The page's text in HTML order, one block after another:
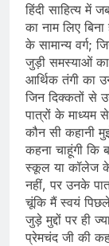
हिंदी साहित्य में
का नाम लिए
के सामान्य वर्ग;
जुड़ी समस्याओं
आर्थिक तंगी का
जिन दिक्कतों से
पात्रों के
कौन सी कहानी
कहना चाहूंगी कि
स्कूल या कॉलेज के
नहीं, पर उनके
चूंकि मैं स्वयं
जुड़े मुद्दों पर ही
प्रेमचंद जी की